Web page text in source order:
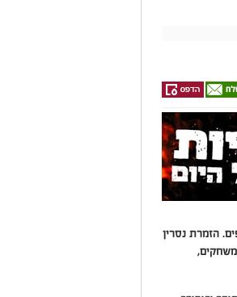
ליגת כדורגל החופים. הזמרת נסרין